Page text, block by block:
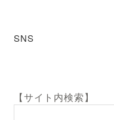
SNS
【サイト内検索】